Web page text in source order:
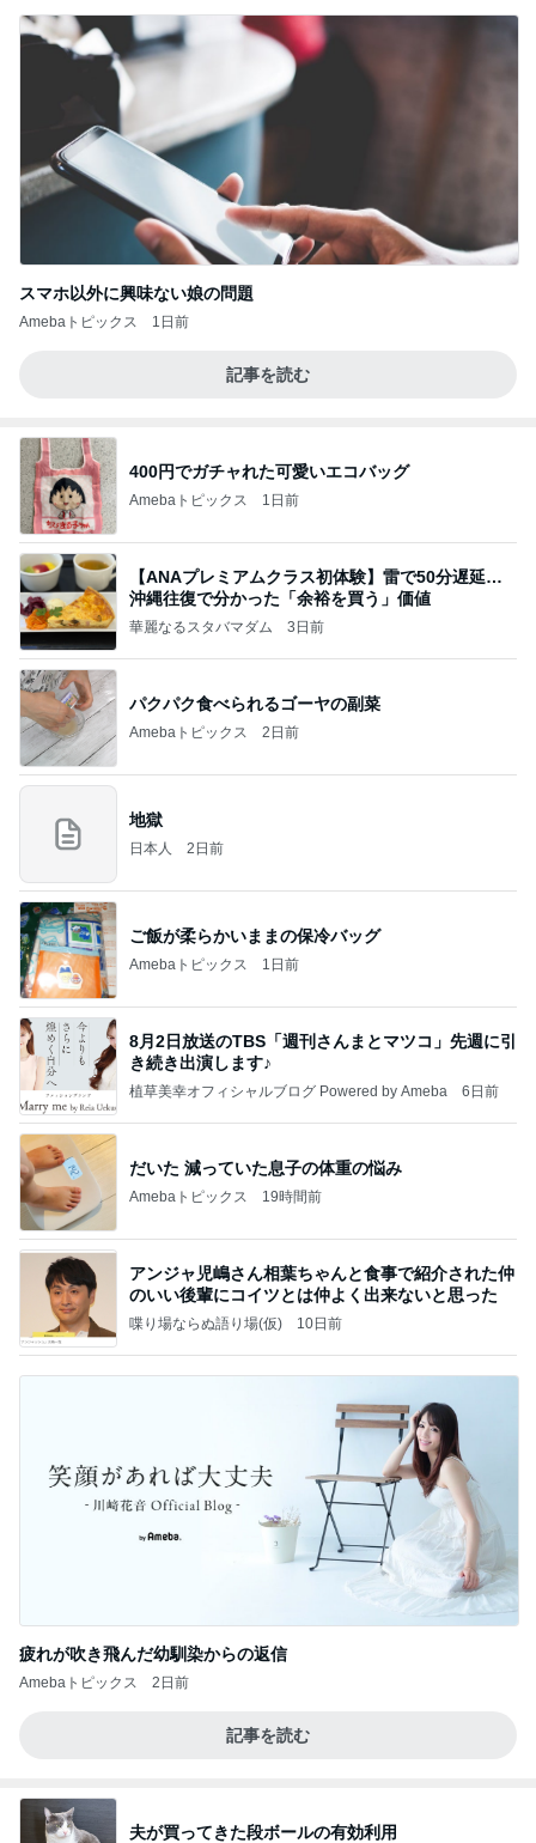
スマホ以外に興味ない娘の問題
Amebaトピックス 1日前
記事を読む
400円でガチャれた可愛いエコバッグ
Amebaトピックス 1日前
【ANAプレミアムクラス初体験】雷で50分遅延…
沖縄往復で分かった「余裕を買う」価値
華麗なるスタバマダム 3日前
パクパク食べられるゴーヤの副菜
Amebaトピックス 2日前
地獄
日本人 2日前
ご飯が柔らかいままの保冷バッグ
Amebaトピックス 1日前
8月2日放送のTBS「週刊さんまとマツコ」先週に引
き続き出演します♪
植草美幸オフィシャルブログ Powered by Ameba 6日前
だいた 減っていた息子の体重の悩み
Amebaトピックス 19時間前
アンジャ児嶋さん相葉ちゃんと食事で紹介された仲
のいい後輩にコイツとは仲よく出来ないと思った
喋り場ならぬ語り場(仮) 10日前
疲れが吹き飛んだ幼馴染からの返信
Amebaトピックス 2日前
記事を読む
夫が買ってきた段ボールの有効利用